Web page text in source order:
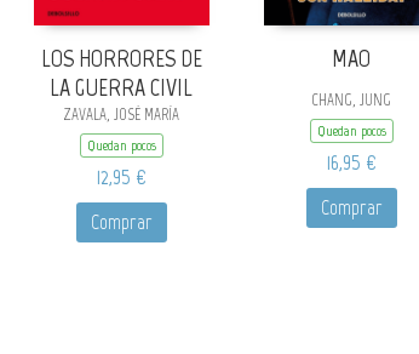
LOS HORRORES DE
LA GUERRA CIVIL
ZAVALA, JOSÉ MARÍA
Quedan pocos
12,95 €
Comprar
MAO
CHANG, JUNG
Quedan pocos
16,95 €
Comprar